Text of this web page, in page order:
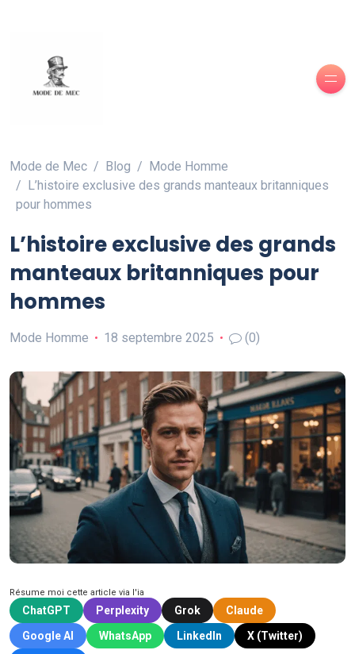
Mode de Mec Blog
Mode Homme
L’histoire exclusive des grands manteaux britanniques
pour hommes
L’histoire exclusive des grands
manteaux britanniques pour
hommes
Mode Homme 18 septembre 2025 (0)
Résume moi cette article via l'ia
ChatGPT Perplexity Grok
Claude
Google AI
WhatsApp LinkedIn
X (Twitter)